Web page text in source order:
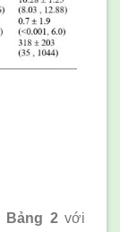
Bảng 2với